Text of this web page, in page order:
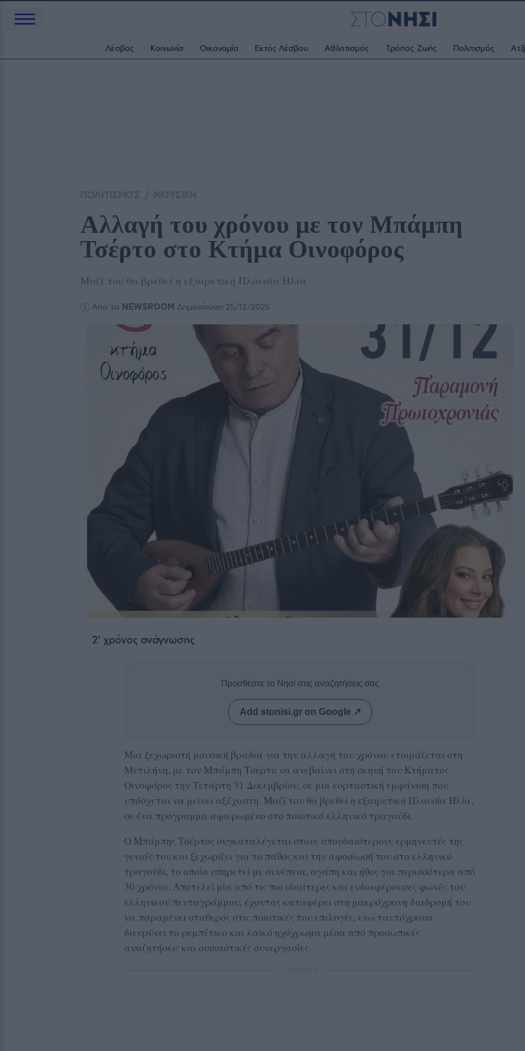
Λέσβος Κοινωνία Οικονομία Εκτός Λέσβου Αθλητισμός Τρόπος Ζωής Πολιτισμός
Αλλαγή του χρόνου με τον Μπάμπη
Τσέρτο στο Κτήμα Οινοφόρος
Μαζί του θα βρεθεί η εξαιρετική Πλουσία Ηλία
Από το NEWSROOM Δημοσίευση 25/12/2025
2' χρόνος ανάγνωσης
Προσθέστε το Νησί στις αναζητήσεις σας
Add stonisi.gr on Google ↗
Μια ξεχωριστή μουσική βραδιά για την αλλαγή του χρόνου ετοιμάζεται στη
Μυτιλήνη, με τον Μπάμπη Τσέρτο να ανεβαίνει στη σκηνή του Κτήματος
Οινοφόρος την Τετάρτη 31 Δεκεμβρίου, σε μια εορταστική εμφάνιση που
υπόσχεται να μείνει αξέχαστη. Μαζί του θα βρεθεί η εξαιρετική Πλουσία Ηλία,
σε ένα πρόγραμμα αφιερωμένο στο ποιοτικό ελληνικό τραγούδι.
Ο Μπάμπης Τσέρτος συγκαταλέγεται στους σπουδαιότερους ερμηνευτές της
γενιάς του και ξεχωρίζει για το πάθος και την αφοσίωσή του στο ελληνικό
τραγούδι, το οποίο υπηρετεί με συνέπεια, αγάπη και ήθος για περισσότερα από
30 χρόνια. Αποτελεί μία από τις πιο ιδιαίτερες και ενδιαφέρουσες φωνές του
ελληνικού πενταγράμμου, έχοντας καταφέρει στη μακρόχρονη διαδρομή του
να παραμένει σταθερός στις ποιοτικές του επιλογές, ενώ ταυτόχρονα
διευρύνει το ρεμπέτικο και λαϊκό ηχόχρωμα μέσα από προσωπικές
αναζητήσεις και ουσιαστικές συνεργασίες.